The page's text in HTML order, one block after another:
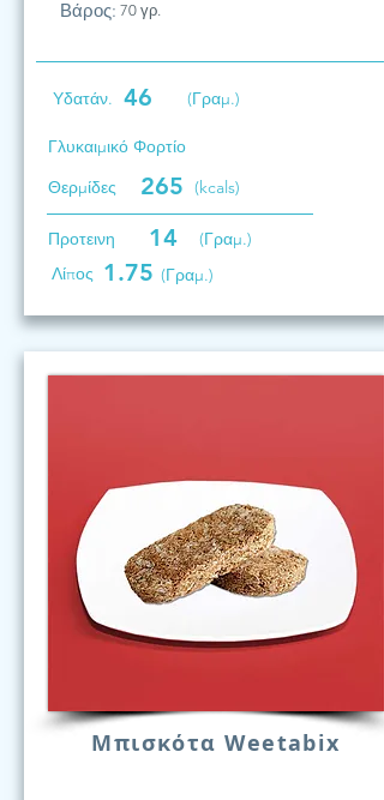
Βάρος: 70 γρ.
Υδατάν. 46 (Γραμ.)
Γλυκαιμικό Φορτίο
Θερμίδες
265 (kcals)
Προτεινη 14
(Γραμ.)
Λίπος 1.75 (Γραμ.)
Μπισκότα Weetabix